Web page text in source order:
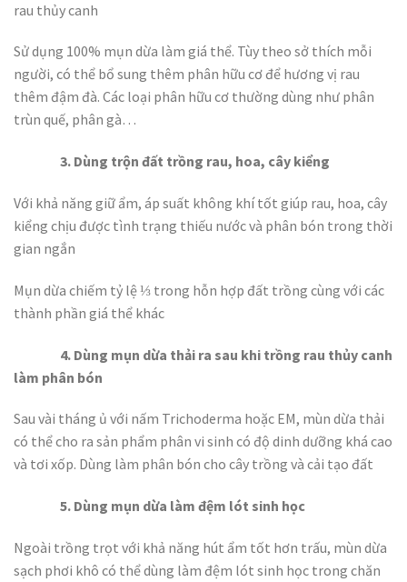
rau thủy canh
Sử dụng 100% mụn dừa làm giá thể. Tùy theo sở thích mỗi
người, có thể bổ sung thêm phân hữu cơ để hương vị rau
thêm đậm đà. Các loại phân hữu cơ thường dùng như phân
trùn quế, phân gà…
3. Dùng trộn đất trồng rau, hoa, cây kiểng
Với khả năng giữ ẩm, áp suất không khí tốt giúp rau, hoa, cây
kiểng chịu được tình trạng thiếu nước và phân bón trong thời
gian ngắn
Mụn dừa chiếm tỷ lệ ⅓ trong hỗn hợp đất trồng cùng với các
thành phần giá thể khác
4. Dùng mụn dừa thải ra sau khi trồng rau thủy canh
làm phân bón
Sau vài tháng ủ với nấm Trichoderma hoặc EM, mùn dừa thải
có thể cho ra sản phẩm phân vi sinh có độ dinh dưỡng khá cao
và tơi xốp. Dùng làm phân bón cho cây trồng và cải tạo đất
5. Dùng mụn dừa làm đệm lót sinh học
Ngoài trồng trọt với khả năng hút ẩm tốt hơn trấu, mùn dừa
sạch phơi khô có thể dùng làm đệm lót sinh học trong chăn